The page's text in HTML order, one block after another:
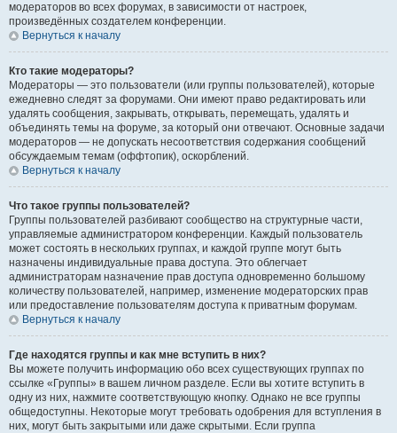
модераторов во всех форумах, в зависимости от настроек,
произведённых создателем конференции.
Вернуться к началу
Кто такие модераторы?
Модераторы — это пользователи (или группы пользователей), которые
ежедневно следят за форумами. Они имеют право редактировать или
удалять сообщения, закрывать, открывать, перемещать, удалять и
объединять темы на форуме, за который они отвечают. Основные задачи
модераторов — не допускать несоответствия содержания сообщений
обсуждаемым темам (оффтопик), оскорблений.
Вернуться к началу
Что такое группы пользователей?
Группы пользователей разбивают сообщество на структурные части,
управляемые администратором конференции. Каждый пользователь
может состоять в нескольких группах, и каждой группе могут быть
назначены индивидуальные права доступа. Это облегчает
администраторам назначение прав доступа одновременно большому
количеству пользователей, например, изменение модераторских прав
или предоставление пользователям доступа к приватным форумам.
Вернуться к началу
Где находятся группы и как мне вступить в них?
Вы можете получить информацию обо всех существующих группах по
ссылке «Группы» в вашем личном разделе. Если вы хотите вступить в
одну из них, нажмите соответствующую кнопку. Однако не все группы
общедоступны. Некоторые могут требовать одобрения для вступления в
них, могут быть закрытыми или даже скрытыми. Если группа